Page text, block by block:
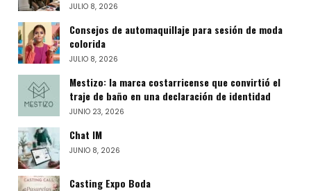
JULIO 8, 2026
Consejos de automaquillaje para sesión de moda
colorida
JULIO 8, 2026
Mestizo: la marca costarricense que convirtió el
traje de baño en una declaración de identidad
JUNIO 23, 2026
Chat IM
JUNIO 8, 2026
Casting Expo Boda